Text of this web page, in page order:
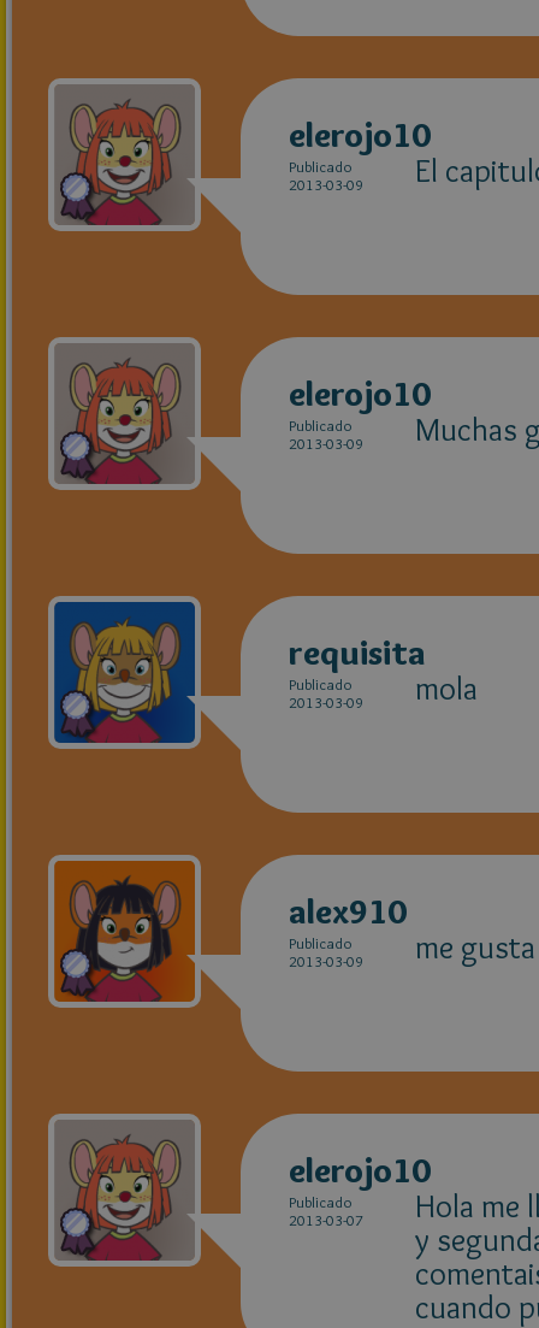
elerojo10
Publicado
2013-03-09
El
elerojo10
Publicado
2013-03-09
Muchas
requisita
Publicado
2013-03-09
mola
alex910
Publicado
2013-03-09
me gusta
elerojo10
Publicado
2013-03-07
Hola me
y
cuando